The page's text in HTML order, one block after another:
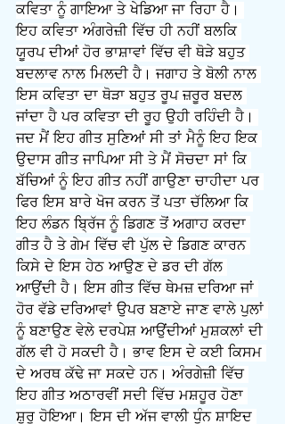
ਕਵਿਤਾ ਨੂੰ ਗਾਇਆ ਤੇ ਖੇਡਿਆ ਜਾ ਰਿਹਾ ਹੈ।
ਇਹ ਕਵਿਤਾ ਅੰਗਰੇਜ਼ੀ ਵਿੱਚ ਹੀ ਨਹੀਂ ਬਲਕਿ
ਯੂਰਪ ਦੀਆਂ ਹੋਰ ਭਾਸ਼ਾਵਾਂ ਵਿੱਚ ਵੀ ਥੋੜੇ ਬਹੁਤ
ਬਦਲਾਵ ਨਾਲ ਮਿਲਦੀ ਹੈ। ਜਗਾਹ ਤੇ ਬੋਲੀ ਨਾਲ
ਇਸ ਕਵਿਤਾ ਦਾ ਥੋੜਾ ਬਹੁਤ ਰੂਪ ਜ਼ਰੂਰ ਬਦਲ
ਜਾਂਦਾ ਹੈ ਪਰ ਕਵਿਤਾ ਦੀ ਰੂਹ ਉਹੀ ਰਹਿੰਦੀ ਹੈ।
ਜਦ ਮੈਂ ਇਹ ਗੀਤ ਸੁਣਿਆਂ ਸੀ ਤਾਂ ਮੈਨੂੰ ਇਹ ਇਕ
ਉਦਾਸ ਗੀਤ ਜਾਪਿਆ ਸੀ ਤੇ ਮੈਂ ਸੋਚਦਾ ਸਾਂ ਕਿ
ਬੱਚਿਆਂ ਨੂੰ ਇਹ ਗੀਤ ਨਹੀਂ ਗਾਉਣਾ ਚਾਹੀਦਾ ਪਰ
ਫਿਰ ਇਸ ਬਾਰੇ ਖੋਜ ਕਰਨ ਤੋਂ ਪਤਾ ਚੱਲਿਆ ਕਿ
ਇਹ ਲੰਡਨ ਬ੍ਰਿੱਜ ਨੂੰ ਡਿਗਣ ਤੋਂ ਅਗਾਹ ਕਰਦਾ
ਗੀਤ ਹੈ ਤੇ ਗੇਮ ਵਿੱਚ ਵੀ ਪੁੱਲ ਦੇ ਡਿਗਣ ਕਾਰਨ
ਕਿਸੇ ਦੇ ਇਸ ਹੇਠ ਆਉਣ ਦੇ ਡਰ ਦੀ ਗੱਲ
ਆਉਂਦੀ ਹੈ। ਇਸ ਗੀਤ ਵਿੱਚ ਥੇਮਜ਼ ਦਰਿਆ ਜਾਂ
ਹੋਰ ਵੱਡੇ ਦਰਿਆਵਾਂ ਉਪਰ ਬਣਾਏ ਜਾਣ ਵਾਲੇ ਪੁਲਾਂ
ਨੂੰ ਬਣਾਉਣ ਵੇਲੇ ਦਰਪੇਸ਼ ਆਉਂਦੀਆਂ ਮੁਸ਼ਕਲਾਂ ਦੀ
ਗੱਲ ਵੀ ਹੋ ਸਕਦੀ ਹੈ। ਭਾਵ ਇਸ ਦੇ ਕਈ ਕਿਸਮ
ਦੇ ਅਰਥ ਕੱਢੇ ਜਾ ਸਕਦੇ ਹਨ। ਅੰਰਗੇਜ਼ੀ ਵਿੱਚ
ਇਹ ਗੀਤ ਅਠਾਰਵੀਂ ਸਦੀ ਵਿੱਚ ਮਸ਼ਹੂਰ ਹੋਣਾ
ਸ਼ੁਰੂ ਹੋਇਆ। ਇਸ ਦੀ ਅੱਜ ਵਾਲੀ ਧੁੰਨ ਸ਼ਾਇਦ